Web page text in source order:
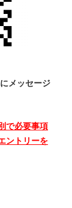
メッセージ
で必要事項
ントリーを